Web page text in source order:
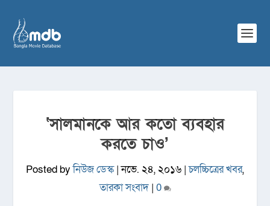
‘সালমানকে আর কতো ব্যবহার
করতে চাও’
Posted byনিউজ ডেস্ক|নভে. ২৪, ২০১৬ |চলচ্চিত্রের খবর,
তারকা সংবাদ| 0